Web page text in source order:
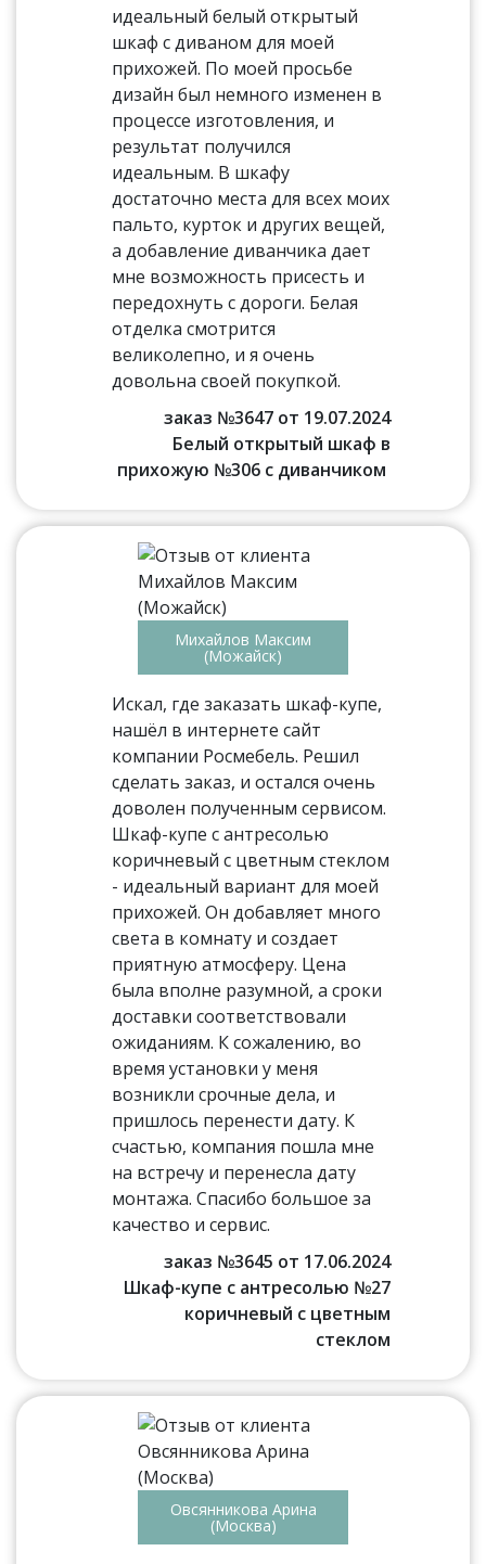
идеальный белый открытый
шкаф с диваном для моей
прихожей. По моей просьбе
дизайн был немного изменен в
процессе изготовления, и
результат получился
идеальным. В шкафу
достаточно места для всех моих
пальто, курток и других вещей,
а добавление диванчика дает
мне возможность присесть и
передохнуть с дороги. Белая
отделка смотрится
великолепно, и я очень
довольна своей покупкой.
заказ №3647 от 19.07.2024
Белый открытый шкаф в
прихожую №306 с диванчиком
Михайлов Максим
(Можайск)
Искал, где заказать шкаф-купе,
нашёл в интернете сайт
компании Росмебель. Решил
сделать заказ, и остался очень
доволен полученным сервисом.
Шкаф-купе с антресолью
коричневый с цветным стеклом
- идеальный вариант для моей
прихожей. Он добавляет много
света в комнату и создает
приятную атмосферу. Цена
была вполне разумной, а сроки
доставки соответствовали
ожиданиям. К сожалению, во
время установки у меня
возникли срочные дела, и
пришлось перенести дату. К
счастью, компания пошла мне
на встречу и перенесла дату
монтажа. Спасибо большое за
качество и сервис.
заказ №3645 от 17.06.2024
Шкаф-купе с антресолью №27
коричневый с цветным
стеклом
Овсянникова Арина
(Москва)